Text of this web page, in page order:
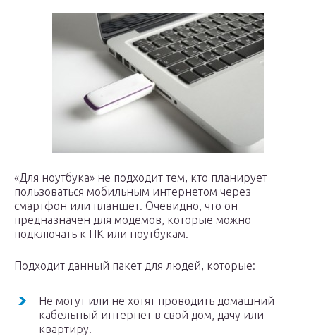
«Для ноутбука» не подходит тем, кто планирует
пользоваться мобильным интернетом через
смартфон или планшет. Очевидно, что он
предназначен для модемов, которые можно
подключать к ПК или ноутбукам.
Подходит данный пакет для людей, которые:
Не могут или не хотят проводить домашний
кабельный интернет в свой дом, дачу или
квартиру.